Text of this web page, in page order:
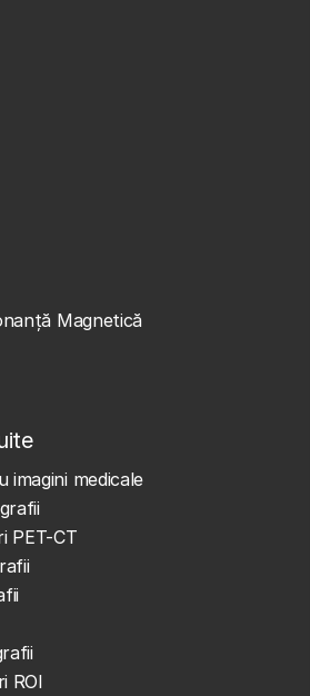
Magnetică
imagini medicale
PET-CT
ROI